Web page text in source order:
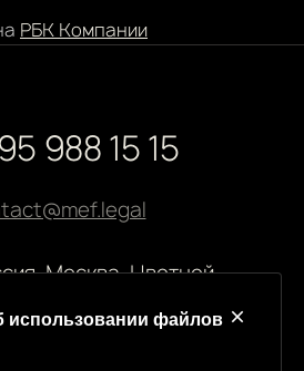
РБК Компании
988 15 15
Москва, Цветной
использовании файлов